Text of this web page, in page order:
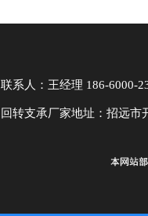
联系人：王经理 186-6000-
回转支承厂家地址：招远